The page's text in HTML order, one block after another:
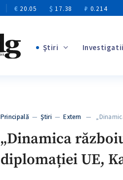
€ 20.05 $ 17.38 ₽ 0.214
Ştiri Investigatii
Principală —Ştiri —Extern —
„Dinamica
diplomației UE,